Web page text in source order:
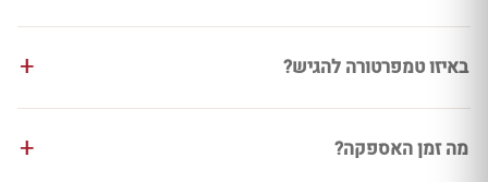
באיזו טמפרטורה להגיש?
מה זמן האספקה?